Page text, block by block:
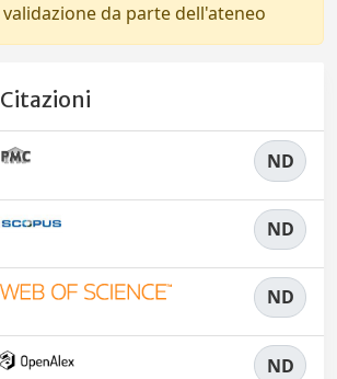
validazione da parte dell'ateneo
Citazioni
ND
ND
ND
ND